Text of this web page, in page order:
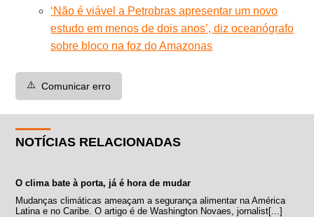
‘Não é viável a Petrobras apresentar um novo
estudo em menos de dois anos’, diz oceanógrafo
sobre bloco na foz do Amazonas
⚠️ Comunicar erro
NOTÍCIAS RELACIONADAS
O clima bate à porta, já é hora de mudar
Mudanças climáticas ameaçam a segurança alimentar na América
Latina e no Caribe. O artigo é de Washington Novaes, jornalist[...]